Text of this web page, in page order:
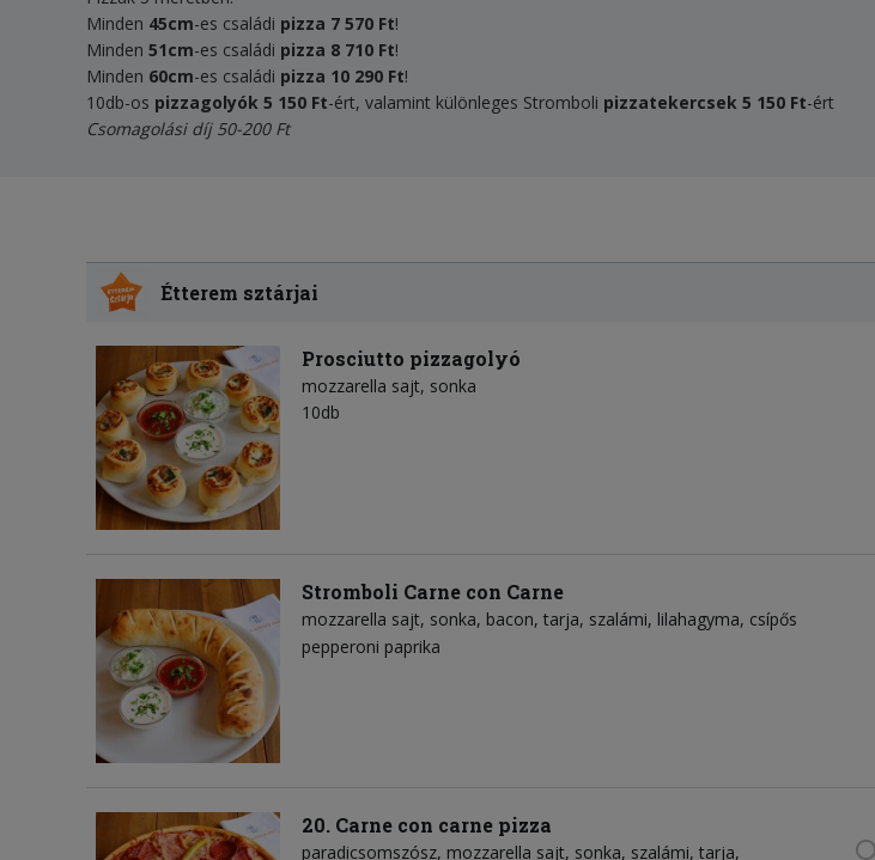
Minden 45cm-es családi pizza 7 570 Ft!
Minden 51cm-es családi pizza 8 710 Ft!
Minden 60cm-es családi pizza 10 290 Ft!
10db-os pizzagolyók 5 150 Ft-ért, valamint különleges Stromboli pizzatekercsek 5 150 Ft-ért
Csomagolási díj 50-200 Ft
Étterem sztárjai
Prosciutto pizzagolyó
mozzarella sajt sonka
10db
Stromboli Carne con Carne
mozzarella sajt sonka bacon tarja szalámi lilahagyma csípős
pepperoni paprika
20. Carne con carne pizza
paradicsomszósz mozzarella sajt sonka szalámi tarja